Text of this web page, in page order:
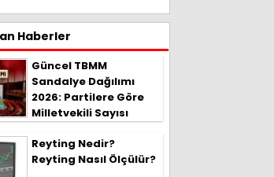
Haberler
Güncel TBMM
Sandalye Dağılımı
2026: Partilere Göre
Milletvekili Sayısı
Reyting Nedir?
Reyting Nasıl Ölçülür?